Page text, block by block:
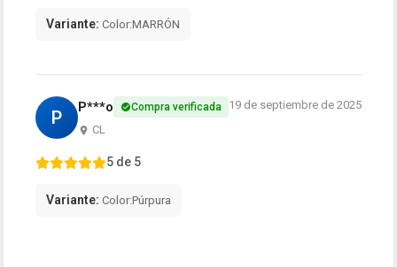
Variante: Color:MARRÓN
P P***o Compra verificada
CL
19 de septiembre de 2025
5 de 5
Variante: Color:Púrpura